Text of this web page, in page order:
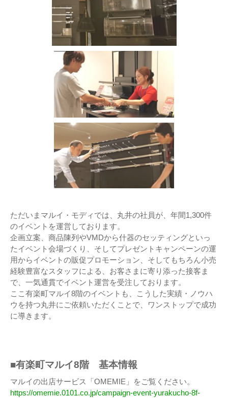
ただいまマルイ・モディでは、丸井の社員が、年間1,300件
のイベントを運営しております。
企画立案、商品陳列やVMDから什器のセッティングといっ
たイベント会場づくり、そしてプレゼントキャンペーンの運
用からイベントの販促プロモーション、そしてもちろん小売
経験豊富なスタッフによる、お客さまに寄り添った接客ま
で、一気通貫でイベント運営を受注しております。
ここ有楽町マルイ8階のイベントも、こうした実績・ノウハ
ウを持つ丸井にご依頼いただくことで、ワンストップで成功
に導きます。
■有楽町マルイ8階 基本情報
マルイの出店サービス「OMEMIE」をご覧ください。
https://omemie.0101.co.jp/campaign-event-yurakucho-8f-